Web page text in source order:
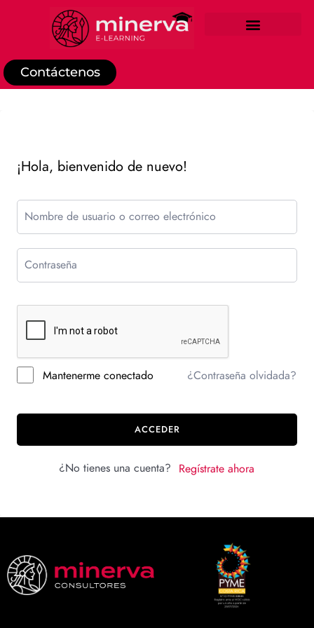
Contáctenos
¡Hola, bienvenido de nuevo!
Mantenerme conectado ¿Contraseña olvidada?
ACCEDER
¿No tienes una cuenta? Regístrate ahora